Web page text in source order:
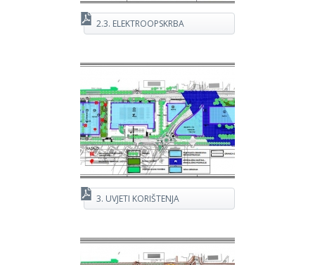
2.3. ELEKTROOPSKRBA
3. UVJETI KORIŠTENJA